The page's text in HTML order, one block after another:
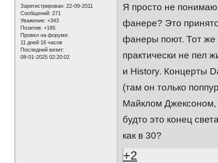
Зарегистрирован: 22-09-2011
Сообщений: 271
Уважение: +343
Позитив: +185
Провел на форуме:
11 дней 16 часов
Последний визит:
08-01-2025 02:20:02
Я просто не
фанере? Это
фанеры поют. Тот же
практически не пел
и History. Концерты
(там он только
Майклом Джексоном,
будто это конец
как в 30?
+2